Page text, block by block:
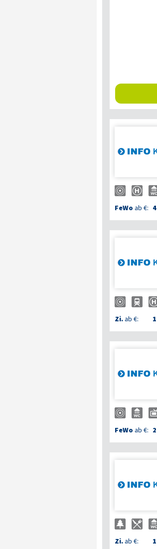
FeWo ab €: 4
Zi.ab €: 1
FeWo ab €: 2
Zi.ab €: 1